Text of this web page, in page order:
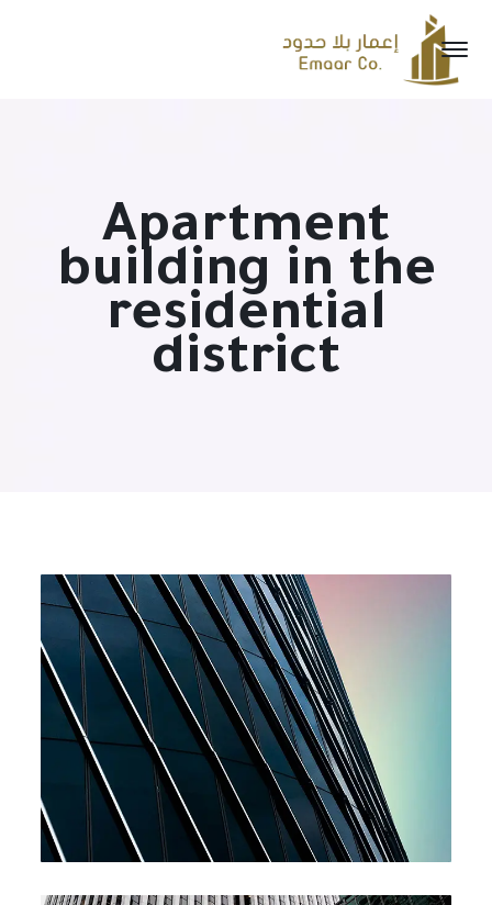
Apartment
building in the
residential
district